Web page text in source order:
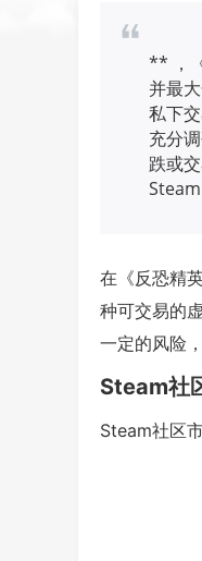
** ，
并最
私下
充分
跌或
在《反恐精
种可交易的
一定的风险
Steam社
Steam社区